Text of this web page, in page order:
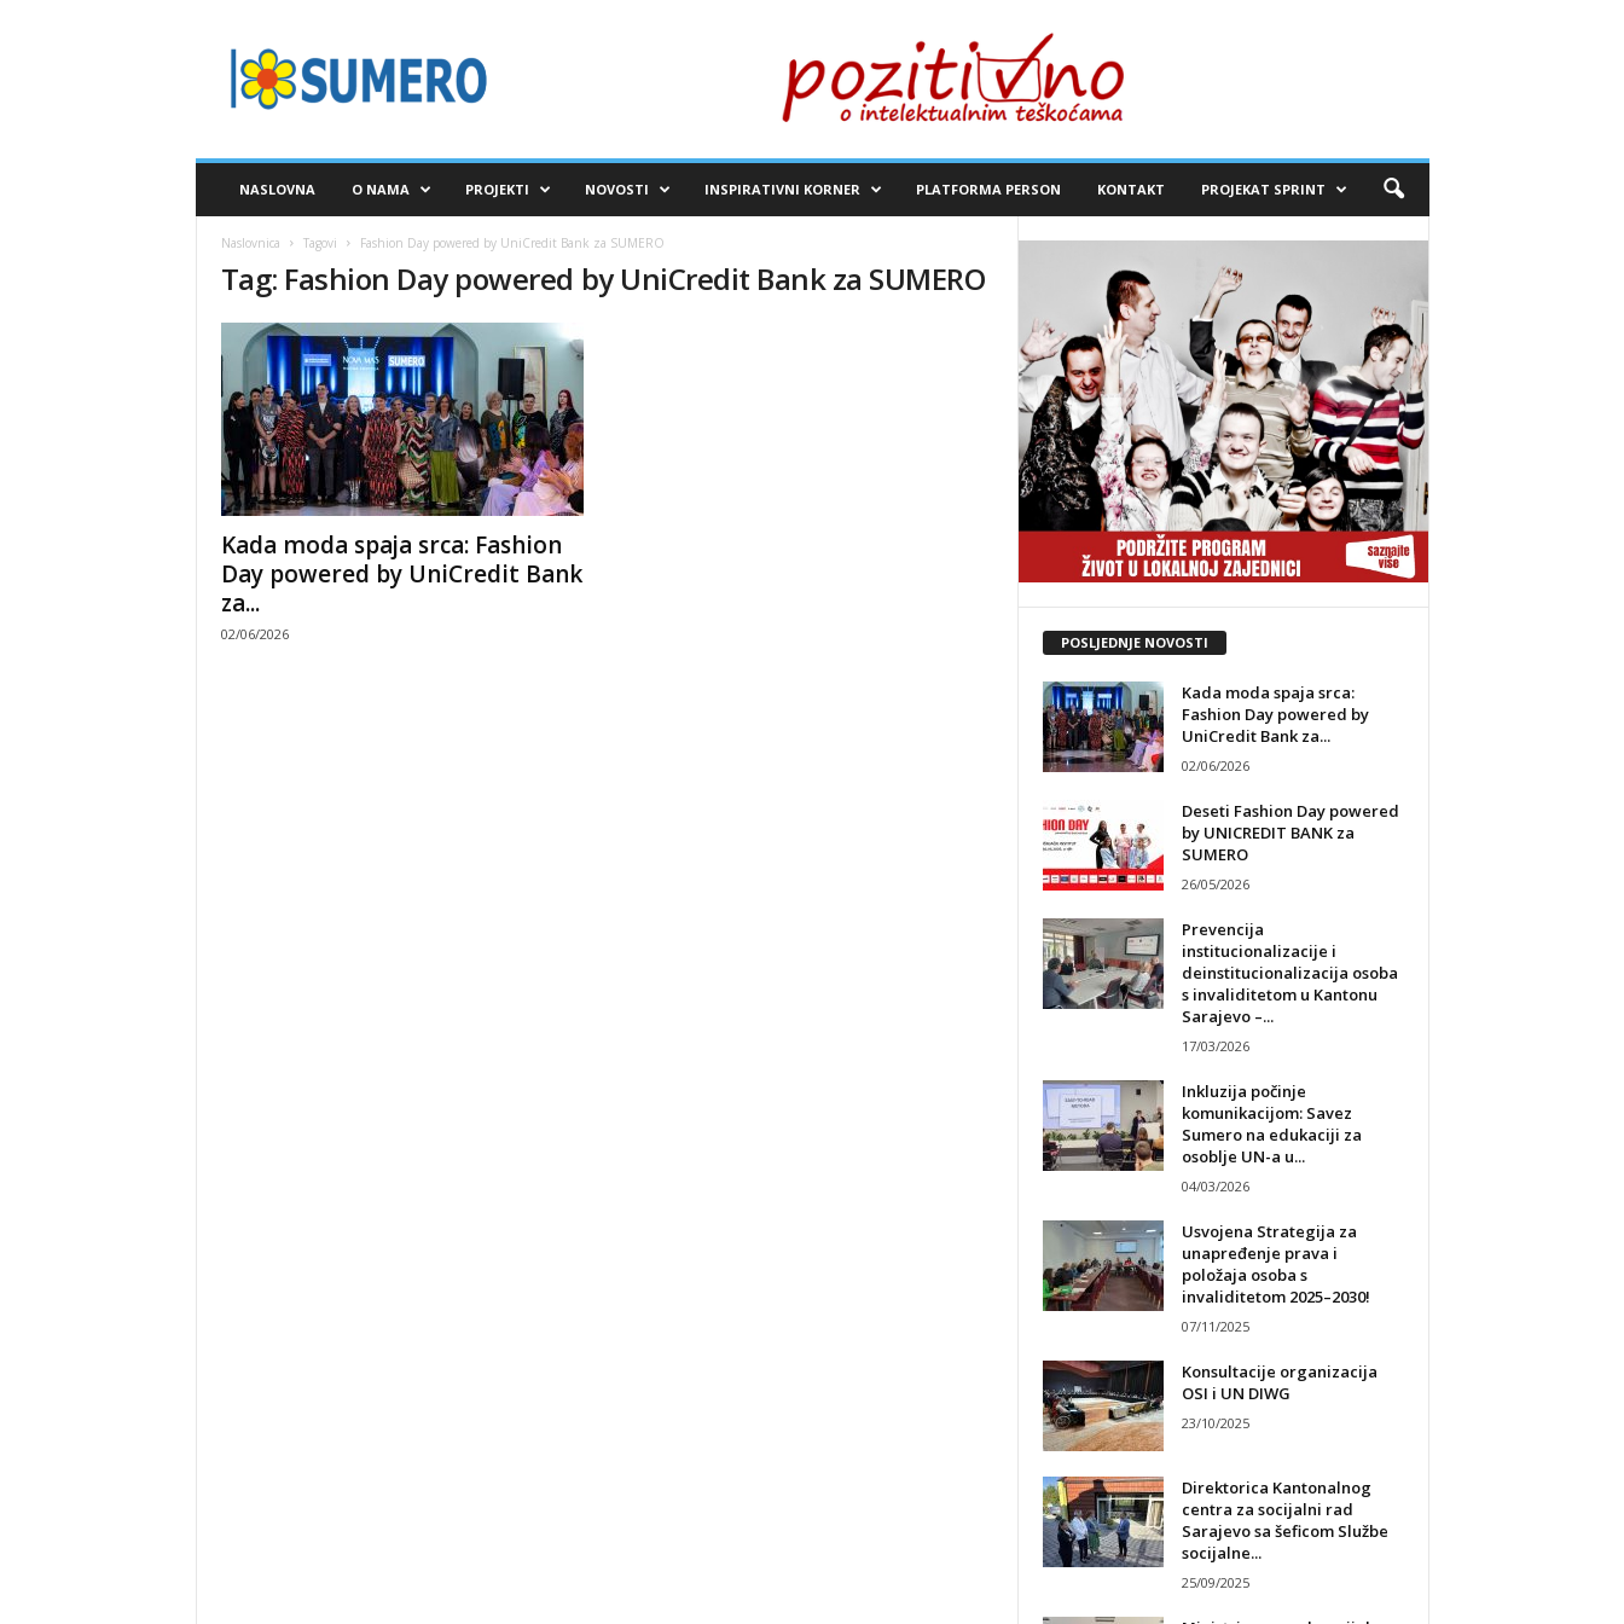
NASLOVNA O NAMA PROJEKTI NOVOSTI INSPIRATIVNI KORNER PLATFORMA PERSON KONTAKT PROJEKAT SPRINT
Naslovnica Tagovi Fashion Day powered by UniCredit Bank za SUMERO
Tag: Fashion Day powered by UniCredit Bank za SUMERO
Kada moda spaja srca: Fashion
Day powered by UniCredit Bank
za...
02/06/2026 POSLJEDNJE NOVOSTI
Kada moda spaja srca:
Fashion Day powered by
UniCredit Bank za...
02/06/2026
Deseti Fashion Day powered
by UNICREDIT BANK za
SUMERO
26/05/2026
Prevencija
institucionalizacije i
deinstitucionalizacija osoba
s invaliditetom u Kantonu
Sarajevo –...
17/03/2026
Inkluzija počinje
komunikacijom: Savez
Sumero na edukaciji za
osoblje UN-a u...
04/03/2026
Usvojena Strategija za
unapređenje prava i
položaja osoba s
invaliditetom 2025–2030!
07/11/2025
Konsultacije organizacija
OSI i UN DIWG
23/10/2025
Direktorica Kantonalnog
centra za socijalni rad
Sarajevo sa šeficom Službe
socijalne...
25/09/2025